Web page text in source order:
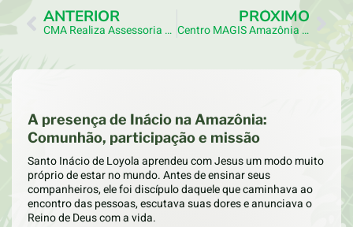
ANTERIOR
CMA Realiza Assessoria Sobre Evangelização Da Juventude Para Lideranças Da Área Missionária Divina Misericórdia
PRÓXIMO
Centro MAGIS Amazônia Sedia Formação Sobre Justiça Climática E Ação Cidadã
A presença de Inácio na Amazônia:
Comunhão, participação e missão
Santo Inácio de Loyola aprendeu com Jesus um modo muito
próprio de estar no mundo. Antes de ensinar seus
companheiros, ele foi discípulo daquele que caminhava ao
encontro das pessoas, escutava suas dores e anunciava o
Reino de Deus com a vida.